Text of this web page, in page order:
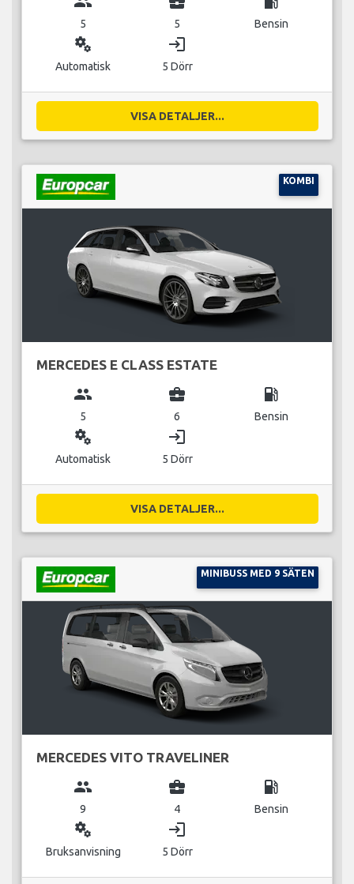
5 5 Bensin
miscellaneous_services
Automatisk
login
5 Dörr
VISA DETALJER...
KOMBI
MERCEDES E CLASS ESTATE
group
5
business_center
6
local_gas_station
Bensin
miscellaneous_services
Automatisk
login
5 Dörr
VISA DETALJER...
MINIBUSS MED 9 SÄTEN
MERCEDES VITO TRAVELINER
group
9
business_center
4
local_gas_station
Bensin
miscellaneous_services
Bruksanvisning
login
5 Dörr